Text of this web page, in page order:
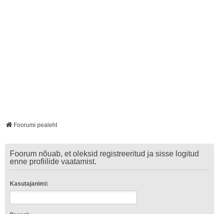
Foorumi pealeht
Foorum nõuab, et oleksid registreeritud ja sisse logitud
enne profiilide vaatamist.
Kasutajanimi: